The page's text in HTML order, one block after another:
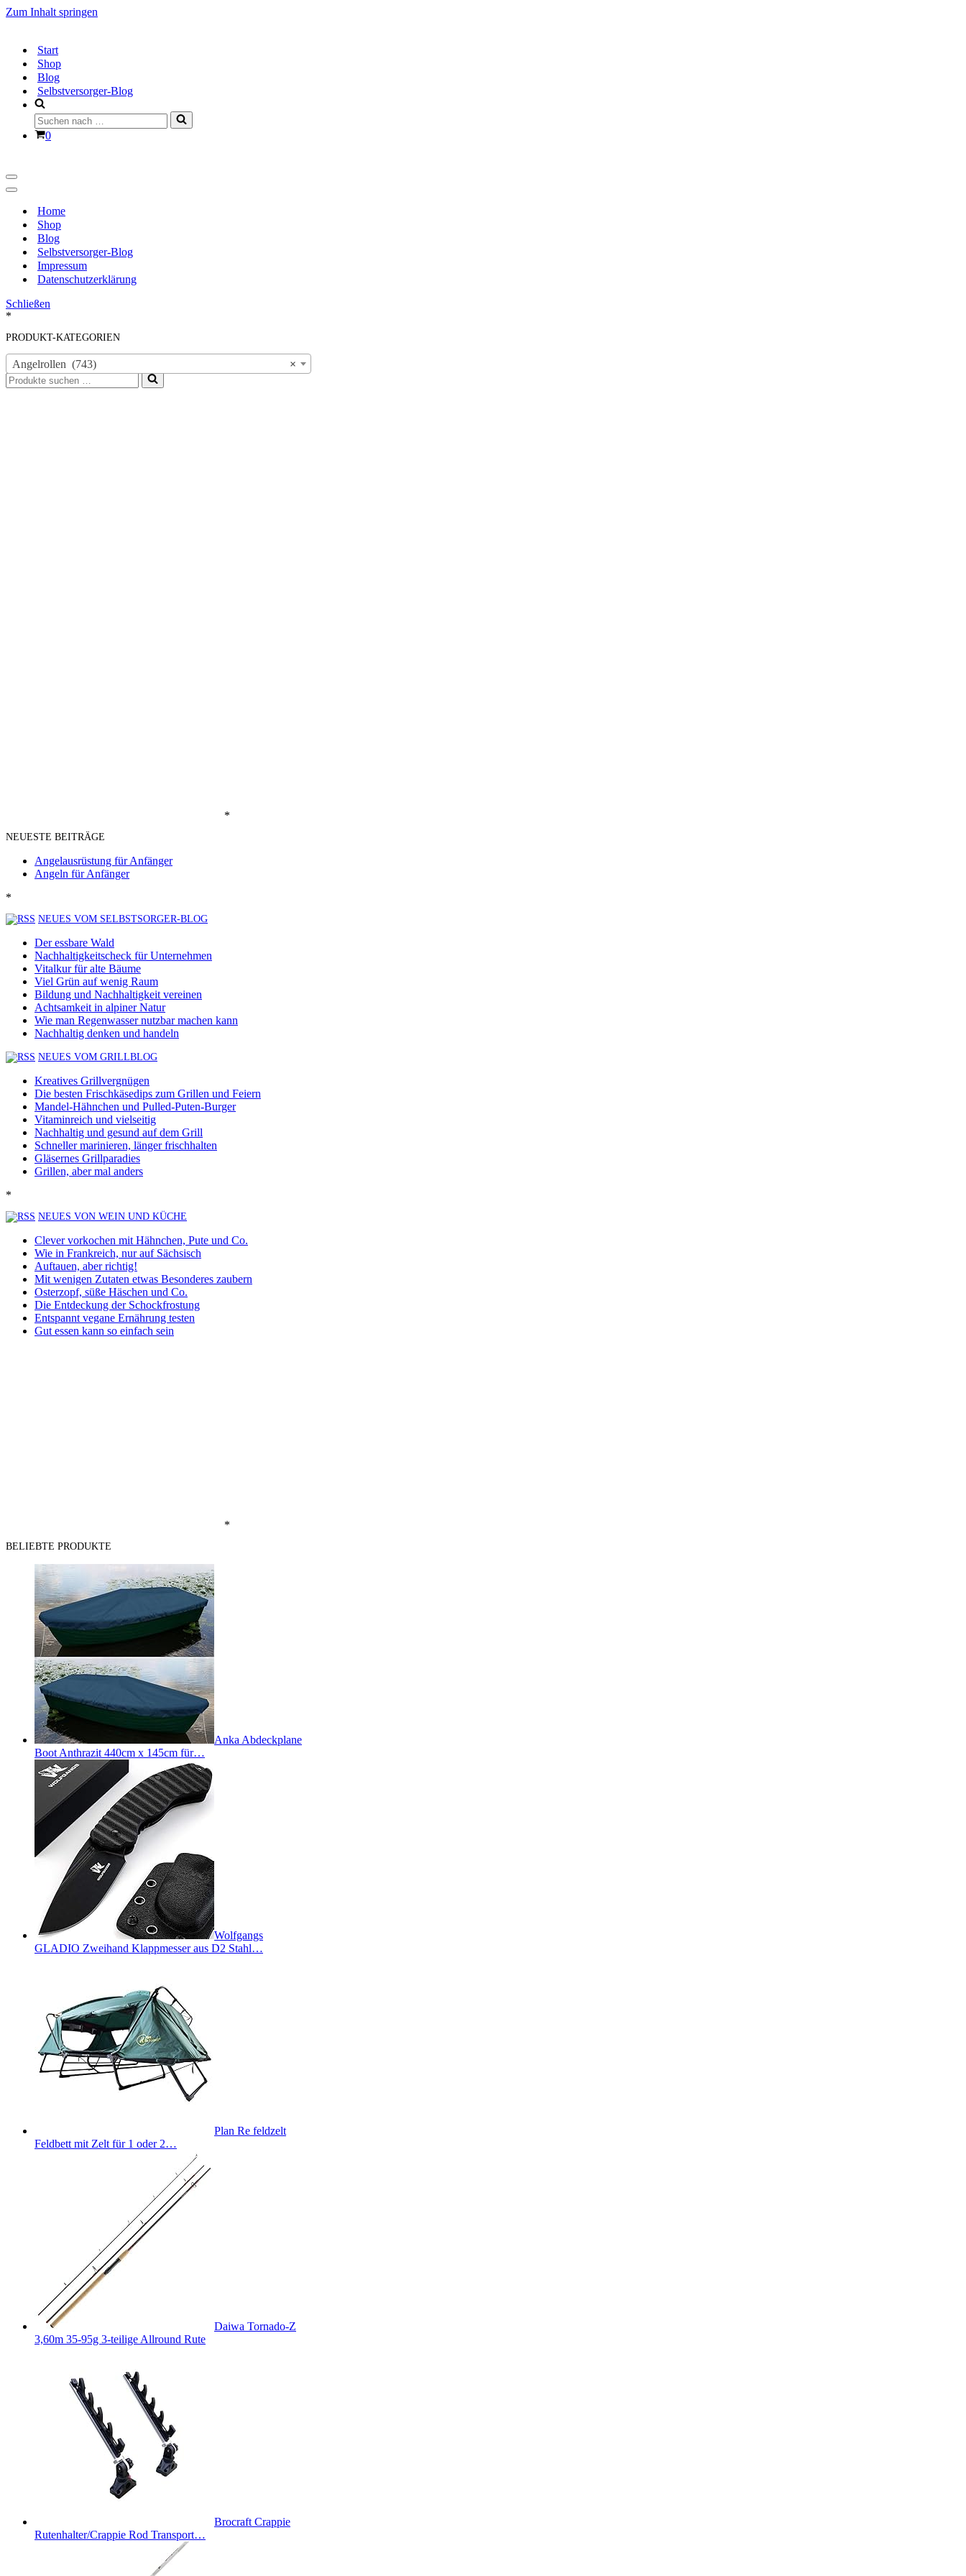
Zum Inhalt springen
Start
Shop
Blog
Selbstversorger-Blog
Suchen
nach …
Warenkorb
0
Navigationsmenü
Navigationsmenü
Home
Shop
Blog
Selbstversorger-Blog
Impressum
Datenschutzerklärung
Schließen
*
PRODUKT-KATEGORIEN
×
Angelrollen (743)
Suchen
nach …
*
NEUESTE BEITRÄGE
Angelausrüstung für Anfänger
Angeln für Anfänger
*
NEUES VOM SELBSTSORGER-BLOG
Der essbare Wald
Nachhaltigkeitscheck für Unternehmen
Vitalkur für alte Bäume
Viel Grün auf wenig Raum
Bildung und Nachhaltigkeit vereinen
Achtsamkeit in alpiner Natur
Wie man Regenwasser nutzbar machen kann
Nachhaltig denken und handeln
NEUES VOM GRILLBLOG
Kreatives Grillvergnügen
Die besten Frischkäsedips zum Grillen und Feiern
Mandel-Hähnchen und Pulled-Puten-Burger
Vitaminreich und vielseitig
Nachhaltig und gesund auf dem Grill
Schneller marinieren, länger frischhalten
Gläsernes Grillparadies
Grillen, aber mal anders
*
NEUES VON WEIN UND KÜCHE
Clever vorkochen mit Hähnchen, Pute und Co.
Wie in Frankreich, nur auf Sächsisch
Auftauen, aber richtig!
Mit wenigen Zutaten etwas Besonderes zaubern
Osterzopf, süße Häschen und Co.
Die Entdeckung der Schockfrostung
Entspannt vegane Ernährung testen
Gut essen kann so einfach sein
*
BELIEBTE PRODUKTE
Anka Abdeckplane
Boot Anthrazit 440cm x 145cm für…
Wolfgangs
GLADIO Zweihand Klappmesser aus D2 Stahl…
Plan Re feldzelt
Feldbett mit Zelt für 1 oder 2…
Daiwa Tornado-Z
3,60m 35-95g 3-teilige Allround Rute
Brocraft Crappie
Rutenhalter/Crappie Rod Transport…